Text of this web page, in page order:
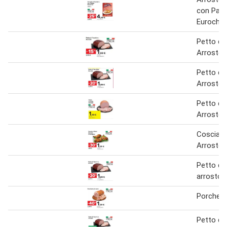
con
Petto di
Arrosto
Petto di
Arrosto
Petto di
Arrosto
Coscia
Arrosto
Petto di
arrosto
Petto di